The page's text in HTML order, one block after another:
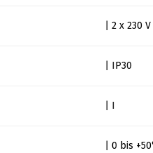
| 2 x 230
| IP30
| I
| 0 bis